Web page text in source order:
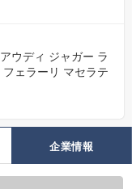
アウディ ジャガー ラ
フェラーリ マセラテ
企業情報